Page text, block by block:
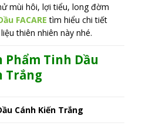
mùi hôi, lợi tiểu, long đờm
FACARE tìm hiểu chi tiết
thiên nhiên này nhé.
Phẩm Tinh Dầu
Trắng
Cánh Kiến Trắng